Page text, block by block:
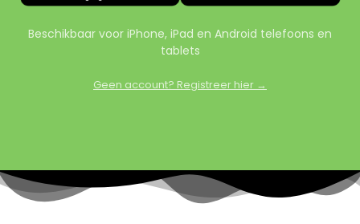
Beschikbaar voor iPhone, iPad en Android telefoons en
tablets
Geen account? Registreer hier →